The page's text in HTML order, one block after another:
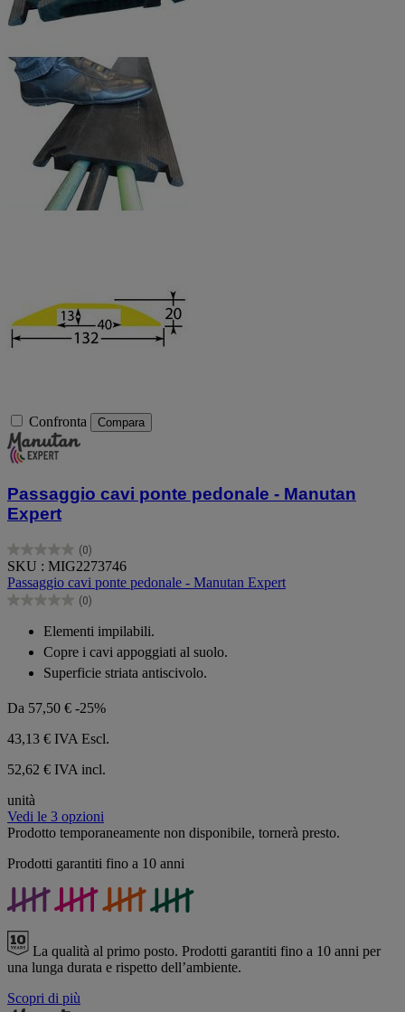
Confronta Compara
Passaggio cavi ponte pedonale - Manutan
Expert
(0)
0.0
su
5
stelle.
SKU : MIG2273746
Passaggio cavi ponte pedonale - Manutan Expert
(0)
0.0
stelle.
Elementi impilabili.
Copre i cavi appoggiati al suolo.
Superficie striata antiscivolo.
Da 57,50 € -25%
43,13 € IVA Escl.
52,62 € IVA incl.
unità
Vedi le 3 opzioni
Prodotto temporaneamente non disponibile, tornerà presto.
Prodotti garantiti fino a 10 anni
La qualità al primo posto. Prodotti garantiti fino a 10 anni per
una lunga durata e rispetto dell’ambiente.
Scopri di più